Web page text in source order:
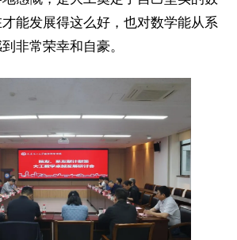
能发展得这么好，也对数学能从系
非常荣幸和自豪。